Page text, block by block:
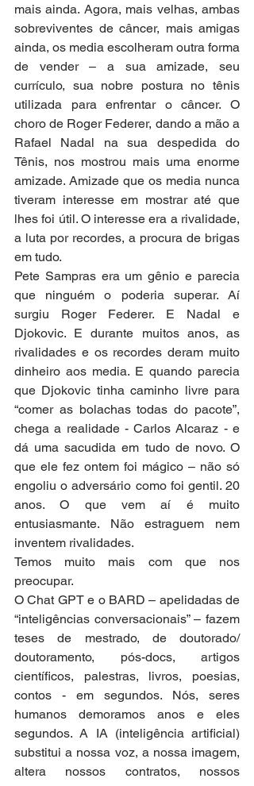
mais ainda. Agora, mais velhas, ambas
sobreviventes de câncer, mais amigas
ainda, os media escolheram outra forma
de vender – a sua amizade, seu
currículo, sua nobre postura no tênis
utilizada para enfrentar o câncer. O
choro de Roger Federer, dando a mão a
Rafael Nadal na sua despedida do
Tênis, nos mostrou mais uma enorme
amizade. Amizade que os media nunca
tiveram interesse em mostrar até que
lhes foi útil. O interesse era a rivalidade,
a luta por recordes, a procura de brigas
em tudo.
Pete Sampras era um gênio e parecia
que ninguém o poderia superar. Aí
surgiu Roger Federer. E Nadal e
Djokovic. E durante muitos anos, as
rivalidades e os recordes deram muito
dinheiro aos media. E quando parecia
que Djokovic tinha caminho livre para
“comer as bolachas todas do pacote”,
chega a realidade - Carlos Alcaraz - e
dá uma sacudida em tudo de novo. O
que ele fez ontem foi mágico – não só
engoliu o adversário como foi gentil. 20
anos. O que vem aí é muito
entusiasmante. Não estraguem nem
inventem rivalidades.
Temos muito mais com que nos
preocupar.
O Chat GPT e o BARD – apelidadas de
“inteligências conversacionais” – fazem
teses de mestrado, de doutorado/
doutoramento, pós-docs, artigos
científicos, palestras, livros, poesias,
contos - em segundos. Nós, seres
humanos demoramos anos e eles
segundos. A IA (inteligência artificial)
substitui a nossa voz, a nossa imagem,
altera nossos contratos, nossos